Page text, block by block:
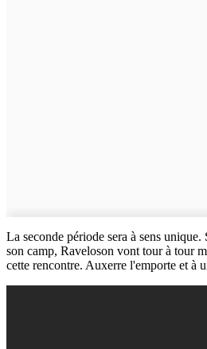
La seconde période sera à sens
son camp, Raveloson vont tour à tour
cette rencontre. Auxerre l'emporte et à